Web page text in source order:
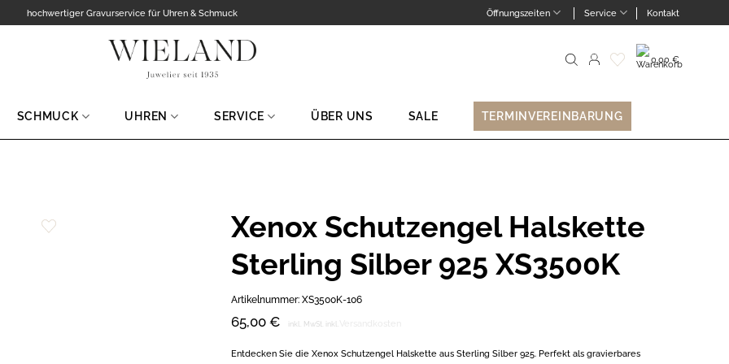
hochwertiger Gravurservice für Uhren & Schmuck Öffnungszeiten Service Kontakt
Suche
0,00€
SCHMUCK UHREN SERVICE ÜBER UNS SALE TERMINVEREINBARUNG
Xenox Schutzengel Halskette
Sterling Silber 925 XS3500K
Artikelnummer: XS3500K-106
65,00 € inkl. MwSt. inkl.
Entdecken Sie die Xenox Schutzengel Halskette aus Sterling Silber 925. Perfekt als gravierbares